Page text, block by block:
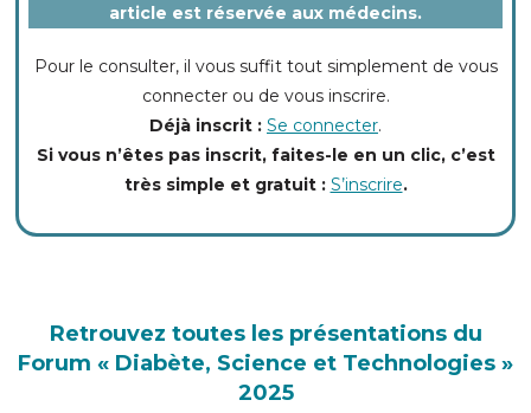
article est réservée aux médecins.
Pour le consulter, il vous suffit tout simplement de vous
connecter ou de vous inscrire.
Déjà inscrit : Se connecter.
Si vous n’êtes pas inscrit, faites-le en un clic, c’est
très simple et gratuit : S’inscrire.
Retrouvez toutes les présentations du
Forum « Diabète, Science et Technologies »
2025